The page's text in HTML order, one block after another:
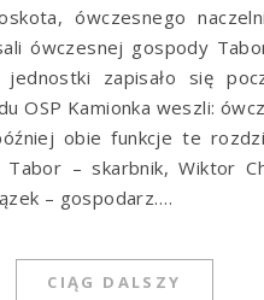
ówczesnego
ówczesnej gospody
zapisało się
OSP Kamionka weszli:
obie funkcje te
– skarbnik, Wiktor
– gospodarz.…
CIĄG DALSZY